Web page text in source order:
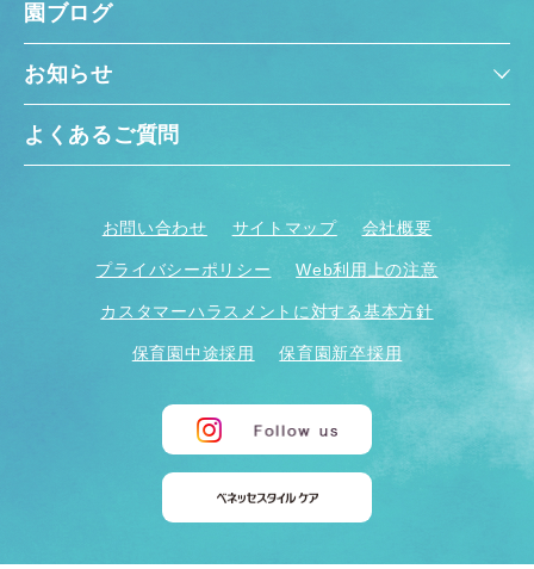
園ブログ
お知らせ
よくあるご質問
お問い合わせ サイトマップ 会社概要
プライバシーポリシー Web利用上の注意
カスタマーハラスメントに対する基本方針
保育園中途採用 保育園新卒採用